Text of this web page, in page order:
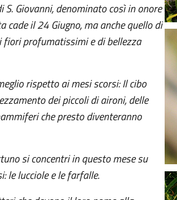
Giovanni, denominato così in onore
cade il 24 Giugno, ma anche quello di
fiori profumatissimi e di bellezza
rispetto ai mesi scorsi: Il cibo
dei piccoli di aironi, delle
che presto diventeranno
si concentri in questo mese su
le lucciole e le farfalle.